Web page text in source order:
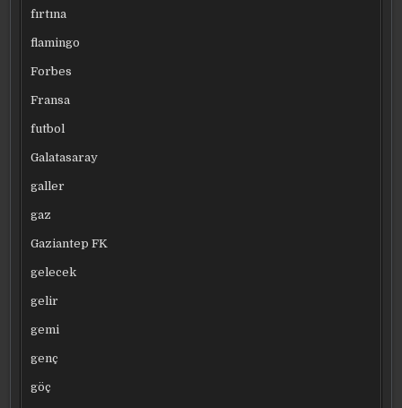
fırtına
flamingo
Forbes
Fransa
futbol
Galatasaray
galler
gaz
Gaziantep FK
gelecek
gelir
gemi
genç
göç